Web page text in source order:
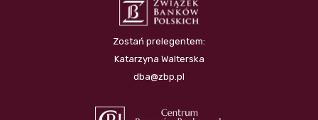
Zostań prelegentem:
Katarzyna Walterska
dba@zbp.pl